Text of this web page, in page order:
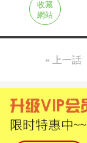
收藏
網站
« 上一話